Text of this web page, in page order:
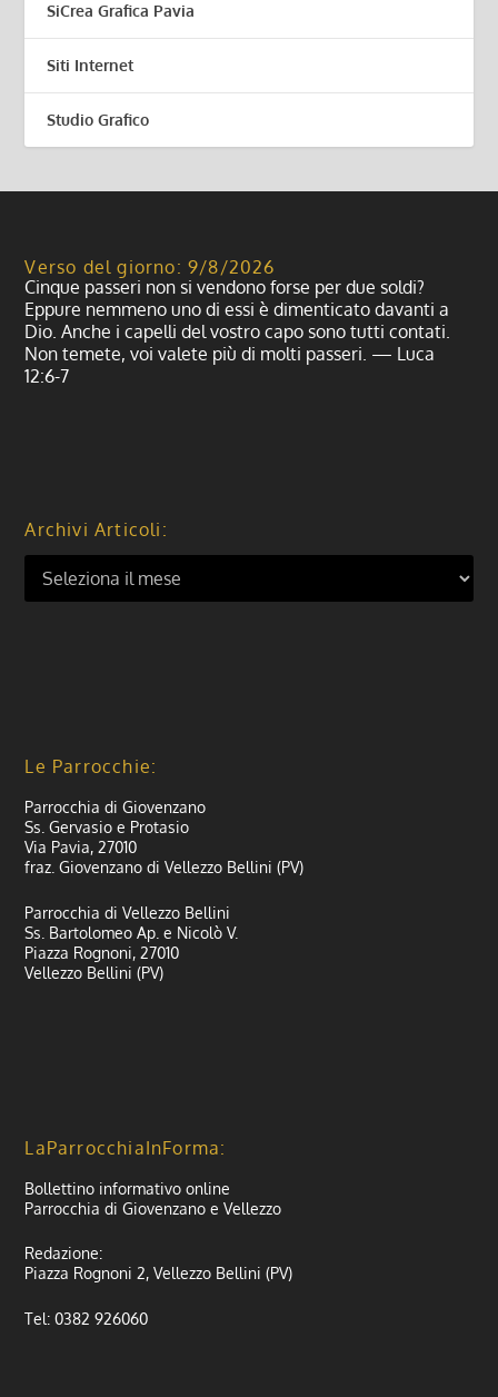
SiCrea Grafica Pavia
Siti Internet
Studio Grafico
Verso del giorno: 9/8/2026
Cinque passeri non si vendono forse per due soldi?
Eppure nemmeno uno di essi è dimenticato davanti a
Dio. Anche i capelli del vostro capo sono tutti contati.
Non temete, voi valete più di molti passeri. — Luca
12:6-7
Archivi Articoli:
Le Parrocchie:
Parrocchia di Giovenzano
Ss. Gervasio e Protasio
Via Pavia, 27010
fraz. Giovenzano di Vellezzo Bellini (PV)
Parrocchia di Vellezzo Bellini
Ss. Bartolomeo Ap. e Nicolò V.
Piazza Rognoni, 27010
Vellezzo Bellini (PV)
LaParrocchiaInForma:
Bollettino informativo online
Parrocchia di Giovenzano e Vellezzo
Redazione:
Piazza Rognoni 2, Vellezzo Bellini (PV)
Tel: 0382 926060